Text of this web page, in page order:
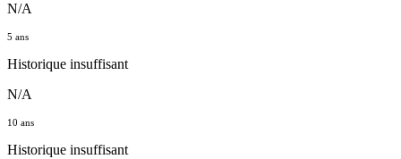
N/A
5 ans
Historique insuffisant
N/A
10 ans
Historique insuffisant